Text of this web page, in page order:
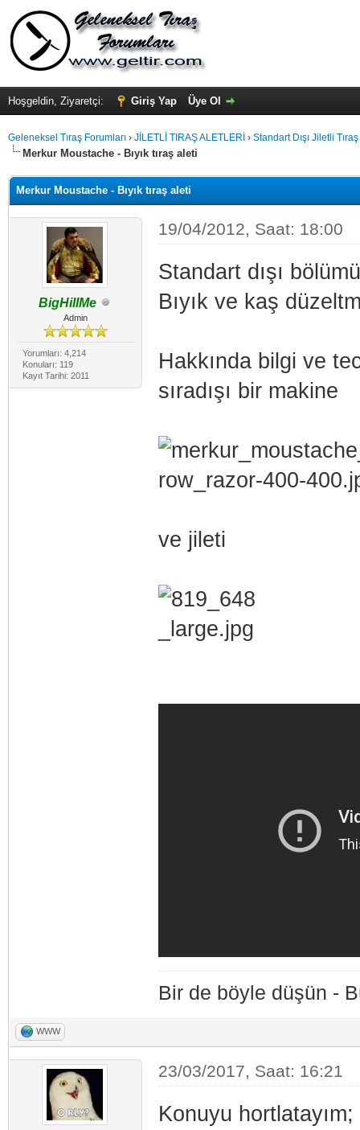
Hoşgeldin, Ziyaretçi: Giriş Yap Üye Ol
Geleneksel Tıraş Forumları › JİLETLİ TIRAŞ ALETLERİ › Standart Dışı Jiletli
Merkur Moustache - Bıyık tıraş aleti
Merkur Moustache - Bıyık tıraş aleti
BigHillMe
Admin
Yorumları: 4,214
Konuları: 119
Kayıt Tarihi: 2011
19/04/2012, Saat: 18:00
Standart dışı
Bıyık ve kaş
Hakkında bilgi ve
sıradışı bir makine
ve jileti
Bir de böyle düşün -
WWW
23/03/2017, Saat: 16:21
Konuyu hortlatayım;